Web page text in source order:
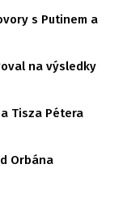
s Putinem a
na výsledky
Tisza Pétera
Orbána